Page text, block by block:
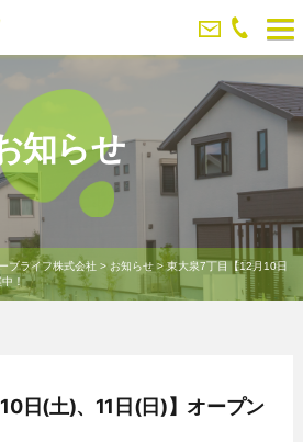
知らせ
ブライフ株式会社 > お知らせ>東大泉7丁目【12月10日
中！
日(土)、11日(日)】オープン